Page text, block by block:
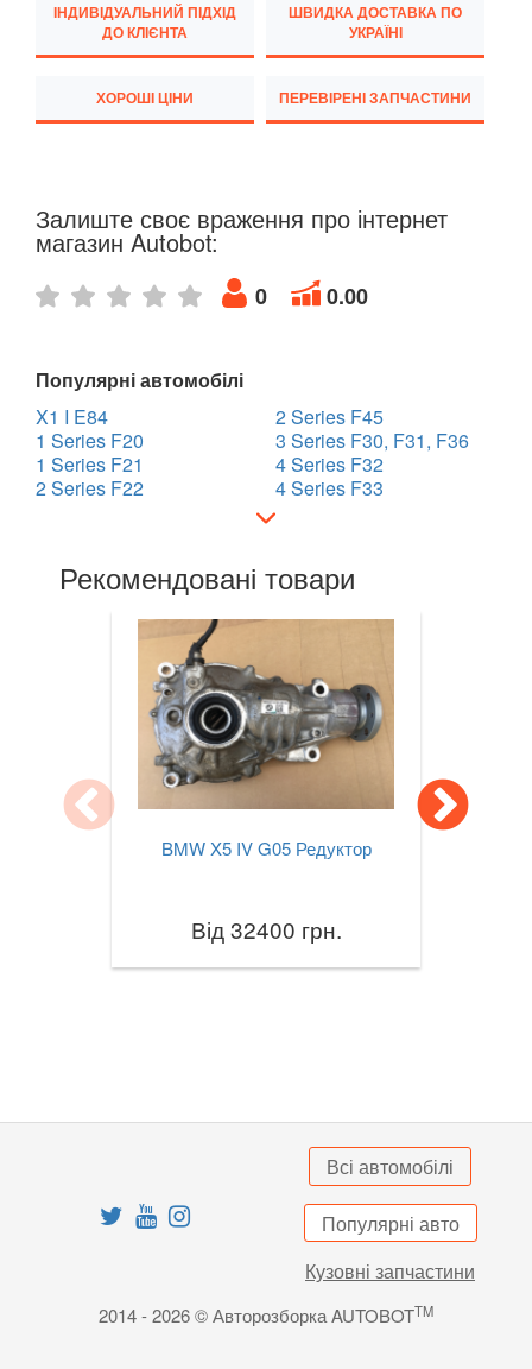
6 Series F13
6 Series F06
7 Series E38
7 Series F01/F02
7 Series G11/G12
8 Series G14/G15/G16
i3 l01
X1 I E84
X3 II F25
X3 III G01
X4M I F26
X5 I E53
X5M II E70
X5M III F85
ІНДИВІДУАЛЬНИЙ ПІДХІД
ДО КЛІЄНТА
ШВИДКА ДОСТАВКА ПО
УКРАЇНІ
ХОРОШІ ЦІНИ ПЕРЕВІРЕНІ ЗАПЧАСТИНИ
Залиште своє враження про інтернет
магазин Autobot:
0 0.00
Популярні автомобілі
X1 I E84
1 Series F20
1 Series F21
2 Series F22
2 Series F45
3 Series F30, F31, F36
4 Series F32
4 Series F33
Рекомендовані товари
BMW X5 IV G05 Редуктор
Від 32400 грн.
Всі автомобілі
Популярні авто
Кузовні запчастини
2014 - 2026 © Авторозборка AUTOBOTTM